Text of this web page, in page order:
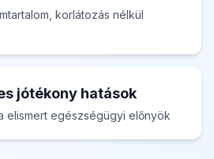
korlátozás nélkül
jótékony hatások
elismert egészségügyi előnyök